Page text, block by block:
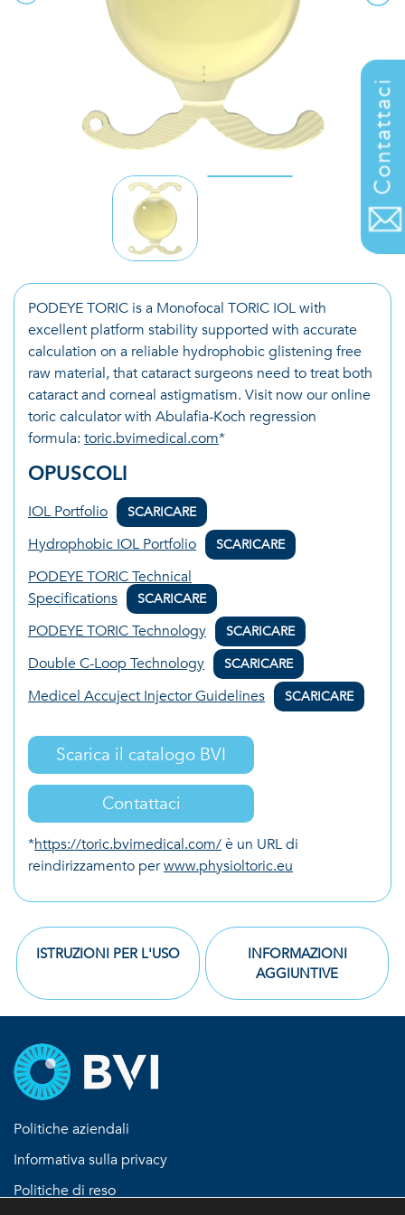
PODEYE TORIC is a Monofocal TORIC IOL with
excellent platform stability supported with accurate
calculation on a reliable hydrophobic glistening free
raw material, that cataract surgeons need to treat both
cataract and corneal astigmatism. Visit now our online
toric calculator with Abulafia-Koch regression
formula: toric.bvimedical.com*
OPUSCOLI
IOL Portfolio
SCARICARE
Hydrophobic IOL Portfolio SCARICARE
PODEYE TORIC Technical
Specifications
SCARICARE
PODEYE TORIC Technology SCARICARE
Double C-Loop Technology SCARICARE
Medicel Accuject Injector Guidelines SCARICARE
Scarica il catalogo BVI
Contattaci
*https://toric.bvimedical.com/è un URL di
reindirizzamento perwww.physioltoric.eu
ISTRUZIONI PER L'USO
INFORMAZIONI
AGGIUNTIVE
Contattaci
Politiche aziendali
Informativa sulla privacy
Politiche di reso